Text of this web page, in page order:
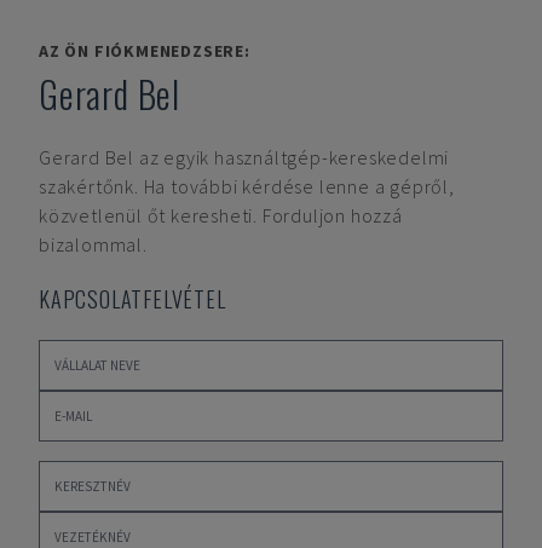
AZ ÖN FIÓKMENEDZSERE:
Gerard Bel
Gerard Bel az egyik használtgép-kereskedelmi
szakértőnk. Ha további kérdése lenne a gépről,
közvetlenül őt keresheti. Forduljon hozzá
bizalommal.
KAPCSOLATFELVÉTEL